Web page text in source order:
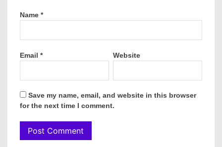
Name *
Email * Website
Save my name, email, and website in this browser
for the next time I comment.